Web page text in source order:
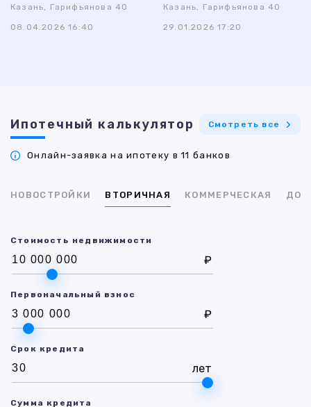
Казань, Гарифьянова 40
08.04.2026 16:40
Казань, Гарифьянова 40
29.01.2026 17:20
Ипотечный калькулятор Смотреть все
Онлайн-заявка на ипотеку в 11 банков
НОВОСТРОЙКИ ВТОРИЧНАЯ КОММЕРЧЕСКАЯ ДОМ
Стоимость недвижимости
₽
Первоначальный взнос
₽
Срок кредита
лет
Сумма кредита